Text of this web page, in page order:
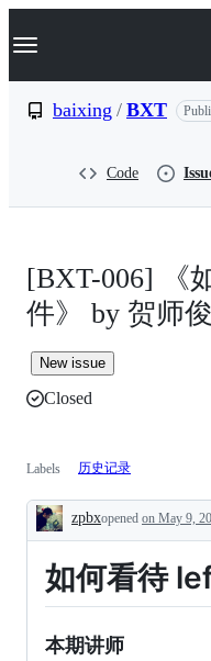
k
p
Navigation Menu
baixing / BXT
Code
[BXT-006] 《
件》 by 贺师俊
New issue
Closed
Labels 历史记录
Description
zpbxopened on May 9,
如何看待
本期讲师